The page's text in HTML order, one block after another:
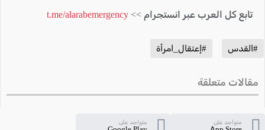
تابع كل العرب عبر انستجرام >> t.me/alarabemergency
#القدس #إعتقال_امرأة
مقالات متعلقة
متواجد على متواجد على